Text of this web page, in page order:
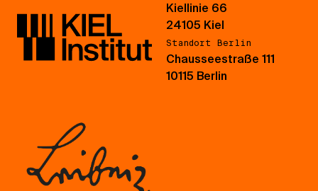
Kiellinie 66
24105 Kiel
Standort Berlin
Chausseestraße 111
10115 Berlin